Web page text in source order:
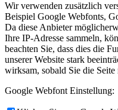
Wir verwenden zusätzlich
Beispiel Google Webfonts,
Da diese Anbieter
Ihre IP-Adresse sammeln,
beachten Sie, dass dies die
unserer Website stark
wirksam, sobald Sie die Seite
Google Webfont Einstellung: